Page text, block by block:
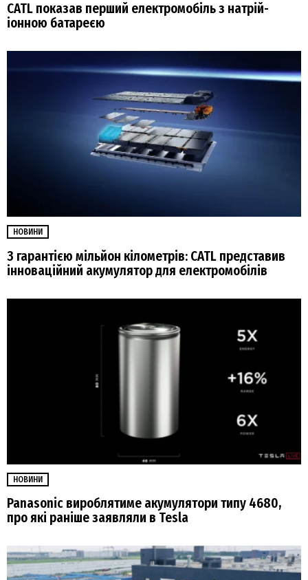
CATL показав перший електромобіль з натрій-
іонною батареєю
НОВИНИ
З гарантією мільйон кілометрів: CATL представив
інноваційний акумулятор для електромобілів
НОВИНИ
Panasonic вироблятиме акумулятори типу 4680,
про які раніше заявляли в Tesla